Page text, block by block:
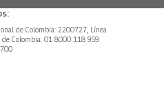
de Colombia: 2200727, Línea
Colombia: 01 8000 118 959.